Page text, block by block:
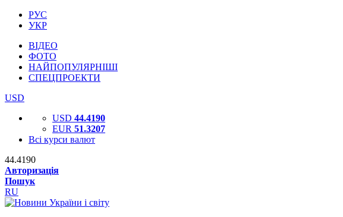
РУС
УКР
ВІДЕО
ФОТО
НАЙПОПУЛЯРНІШІ
СПЕЦПРОЕКТИ
USD
USD 44.4190
EUR 51.3207
Всі курси валют
44.4190
Авторизація
Пошук
RU